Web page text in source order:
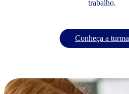
trabalho.
Conheça a turma